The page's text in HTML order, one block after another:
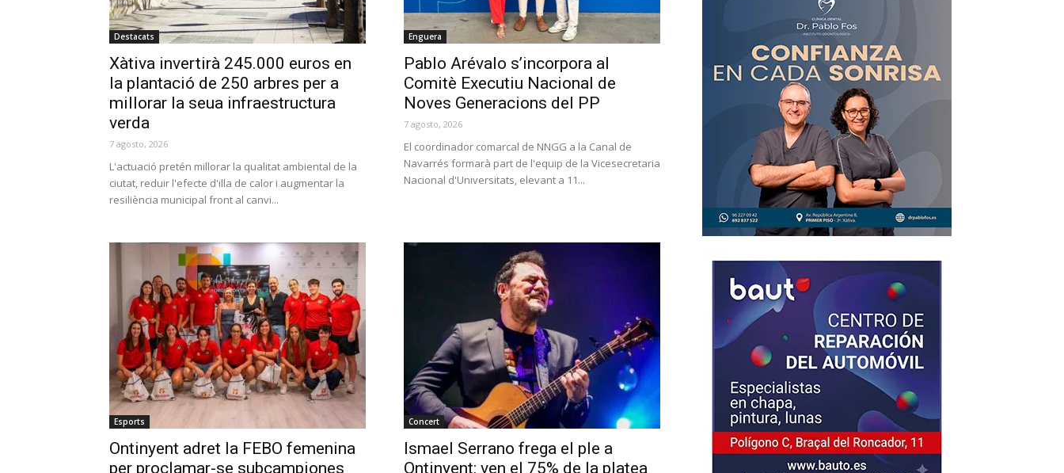
Destacats
Xàtiva invertirà 245.000 euros en
la plantació de 250 arbres per a
millorar la seua infraestructura
verda
7 agosto, 2026
L'actuació pretén millorar la qualitat ambiental de la
ciutat, reduir l'efecte d'illa de calor i augmentar la
resiliència municipal front al canvi...
Enguera
Pablo Arévalo s’incorpora al
Comitè Executiu Nacional de
Noves Generacions del PP
7 agosto, 2026
El coordinador comarcal de NNGG a la Canal de
Navarrés formarà part de l'equip de la Vicesecretaria
Nacional d'Universitats, elevant a 11...
Esports
Ontinyent adret la FEBO femenina
per proclamar-se subcampiones
Concert
Ismael Serrano frega el ple a
Ontinyent: ven el 75% de la platea